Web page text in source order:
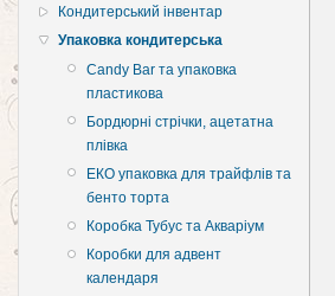
Кондитерський інвентар
Упаковка кондитерська
Candy Bar та упаковка
пластикова
Бордюрні стрічки, ацетатна
плівка
ЕКО упаковка для трайфлів та
бенто торта
Коробка Тубус та Акваріум
Коробки для адвент
календаря